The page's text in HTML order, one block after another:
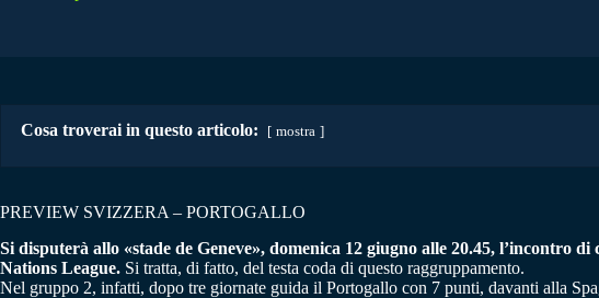
Cosa troverai in questo articolo: mostra
PREVIEW SVIZZERA – PORTOGALLO
Si disputerà allo «stade de Geneve», domenica 12 giugno alle 20.45,
Nations League. Si tratta, di fatto, del testa coda di questo raggruppamento.
Nel gruppo 2, infatti, dopo tre giornate guida il Portogallo con 7 punti, davanti alla